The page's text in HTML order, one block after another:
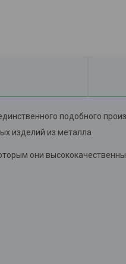
подобного
изделий из металла
они